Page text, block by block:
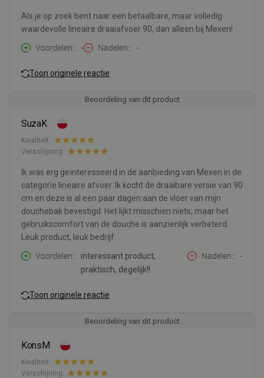
Als je op zoek bent naar een betaalbare, maar volledig
waardevolle lineaire draaiafvoer 90, dan alleen bij Mexen!
Voordelen:
- Nadelen: -
Toon originele reactie
Beoordeling van dit product
SuzaK
Kwaliteit:
Verschijning:
Ik was erg geïnteresseerd in de aanbieding van Mexen in de
categorie lineaire afvoer. Ik kocht de draaibare versie van 90
cm en deze is al een paar dagen aan de vloer van mijn
douchebak bevestigd. Het lijkt misschien niets, maar het
gebruikscomfort van de douche is aanzienlijk verbeterd.
Leuk product, leuk bedrijf.
Voordelen:
interessant product,
praktisch, degelijk!!
Nadelen: -
Toon originele reactie
Beoordeling van dit product
KonsM
Kwaliteit:
Verschijning: